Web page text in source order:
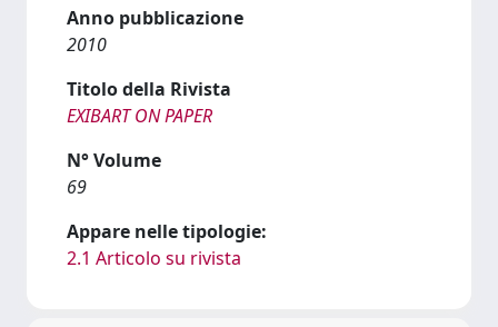
Anno pubblicazione
2010
Titolo della Rivista
EXIBART ON PAPER
N° Volume
69
Appare nelle tipologie:
2.1 Articolo su rivista